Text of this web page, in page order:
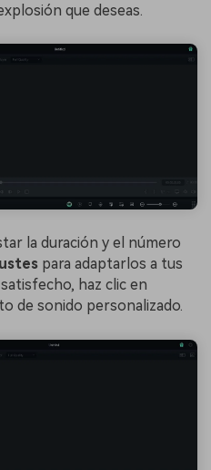
que deseas.
la duración y el número
para adaptarlos a tus
haz clic en
de sonido personalizado.